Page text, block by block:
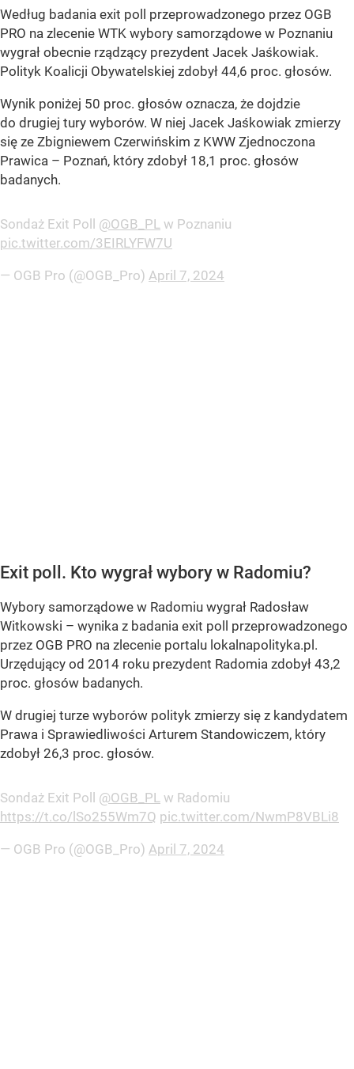
Według badania exit poll przeprowadzonego przez OGB
PRO na zlecenie WTK wybory samorządowe w Poznaniu
wygrał obecnie rządzący prezydent Jacek Jaśkowiak.
Polityk Koalicji Obywatelskiej zdobył 44,6 proc. głosów.
Wynik poniżej 50 proc. głosów oznacza, że dojdzie
do drugiej tury wyborów. W niej Jacek Jaśkowiak zmierzy
się ze Zbigniewem Czerwińskim z KWW Zjednoczona
Prawica – Poznań, który zdobył 18,1 proc. głosów
badanych.
Sondaż Exit Poll @OGB_PL w Poznaniu
pic.twitter.com/3EIRLYFW7U
— OGB Pro (@OGB_Pro) April 7, 2024
Exit poll. Kto wygrał wybory w Radomiu?
Wybory samorządowe w Radomiu wygrał Radosław
Witkowski – wynika z badania exit poll przeprowadzonego
przez OGB PRO na zlecenie portalu lokalnapolityka.pl.
Urzędujący od 2014 roku prezydent Radomia zdobył 43,2
proc. głosów badanych.
W drugiej turze wyborów polityk zmierzy się z kandydatem
Prawa i Sprawiedliwości Arturem Standowiczem, który
zdobył 26,3 proc. głosów.
Sondaż Exit Poll @OGB_PL w Radomiu
https://t.co/lSo255Wm7Q pic.twitter.com/NwmP8VBLi8
— OGB Pro (@OGB_Pro) April 7, 2024